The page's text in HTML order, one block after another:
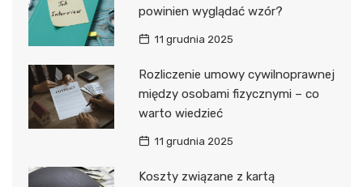
powinien wyglądać wzór?
11 grudnia 2025
Rozliczenie umowy cywilnoprawnej
między osobami fizycznymi – co
warto wiedzieć
11 grudnia 2025
Koszty związane z kartą